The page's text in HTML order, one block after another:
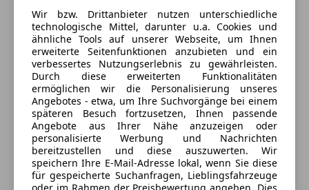
Apple CarPlay
Bordcomputer
DAB-Radio
Freisprecheinrichtung
Induktionsladen für Smartphones
MP3
Musikstreaming integriert
Radio
USB
W-Lan / Wifi Hotspot
Sicherheit
413 Panorama-Schiebedach
772 AMG Styling
P55 Night-Paket
876 Innenraumlicht-Paket
P20 Fahrassistenz-Paket Plus
275 Memory-Paket
723 EASY-PACK Laderaumabdeckung
72B USB-Paket Plus
P49 Spiegel-Paket
PAF Akustik-Komfort-Paket
P17 KEYLESS-GO Komfort-Paket
Kfz-Versicherung
Versicherungsschutz an Ihre Bedürfnisse
anpassen
Freischaden-Gutschein ab Stufe 0
Auto einfach online versichern & Rabatt holen
Jetzt berechnen
Wir bzw. Drittanbieter nutzen unterschiedliche
technologische Mittel, darunter u.a. Cookies und
ähnliche Tools auf unserer Webseite, um Ihnen
erweiterte Seitenfunktionen anzubieten und ein
verbessertes Nutzungserlebnis zu gewährleisten.
Durch diese erweiterten Funktionalitäten
ermöglichen wir die Personalisierung unseres
Angebotes - etwa, um Ihre Suchvorgänge bei einem
späteren Besuch fortzusetzen, Ihnen passende
Angebote aus Ihrer Nähe anzuzeigen oder
personalisierte Werbung und Nachrichten
bereitzustellen und diese auszuwerten. Wir
speichern Ihre E-Mail-Adresse lokal, wenn Sie diese
für gespeicherte Suchanfragen, Lieblingsfahrzeuge
oder im Rahmen der Preisbewertung angeben. Dies